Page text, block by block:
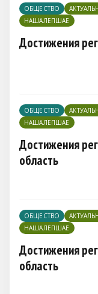
ОБЩЕСТВО
НАШАЛЕПШАЕ
Достижения
ОБЩЕСТВО
НАШАЛЕПШАЕ
Достижения
область
ОБЩЕСТВО
НАШАЛЕПШАЕ
Достижения
область